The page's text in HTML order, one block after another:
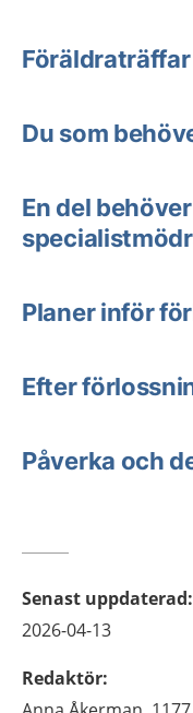
Föräldraträffar
Du som
En del
Planer inför
Efter
Påverka och
Senast uppdaterad:
2026-04-13
Redaktör: